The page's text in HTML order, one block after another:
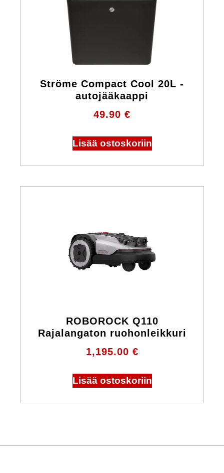
Ströme Compact Cool 20L -
autojääkaappi
49.90 €
Lisää ostoskoriin
ROBOROCK Q110
Rajalangaton ruohonleikkuri
1,195.00 €
Lisää ostoskoriin